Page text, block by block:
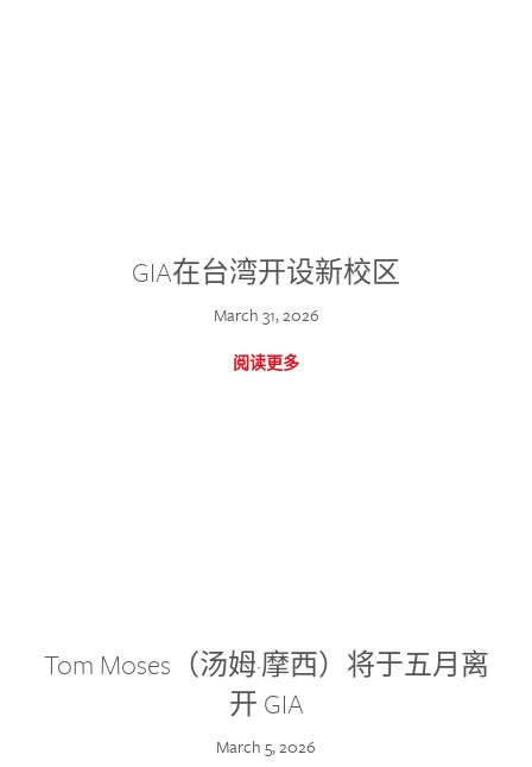
GIA在台湾开设新校区
March 31, 2026
阅读更多
Tom Moses（汤姆·摩西）将于五月离
开 GIA
March 5, 2026